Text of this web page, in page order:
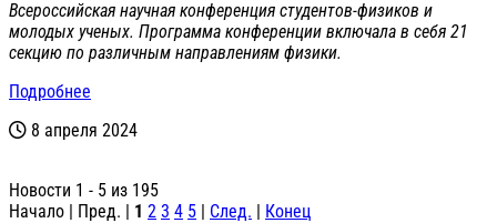
Всероссийская научная конференция студентов-физиков и
молодых ученых. Программа конференции включала в себя 21
секцию по различным направлениям физики.
Подробнее
8 апреля 2024
Новости 1 - 5 из 195
Начало | Пред. | 1 2 3 4 5 | След. | Конец